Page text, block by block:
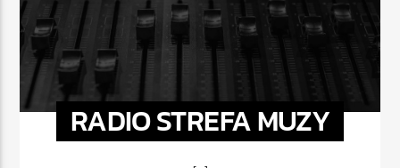
RADIO STREFA MUZY